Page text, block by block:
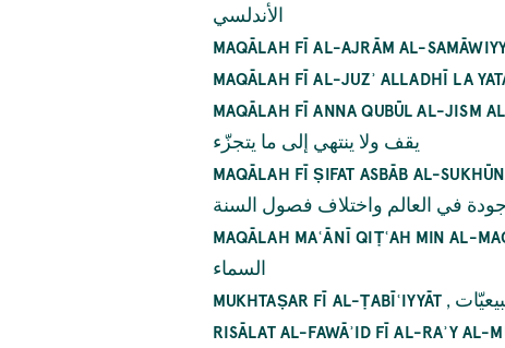
الأندلسي
MAQĀLAH FĪ AL-AJRĀM AL-
MAQĀLAH FĪ AL-JUZʾ ALLADHĪ LA
MAQĀLAH FĪ ANNA QUBŪL AL-JISM
يقف ولا ينتهي إلى ما يتجزّء
MAQĀLAH FĪ ṢIFAT ASBĀB AL-
في العالم واختلاف فصول السنة
MAQĀLAH MAʿĀNĪ QIṬʿAH MIN AL-
السماء
MUKHTAṢAR FĪ AL-ṬABĪʿIYYĀT ,
RISĀLAT AL-FAWĀʾID FĪ AL-RAʾY AL-